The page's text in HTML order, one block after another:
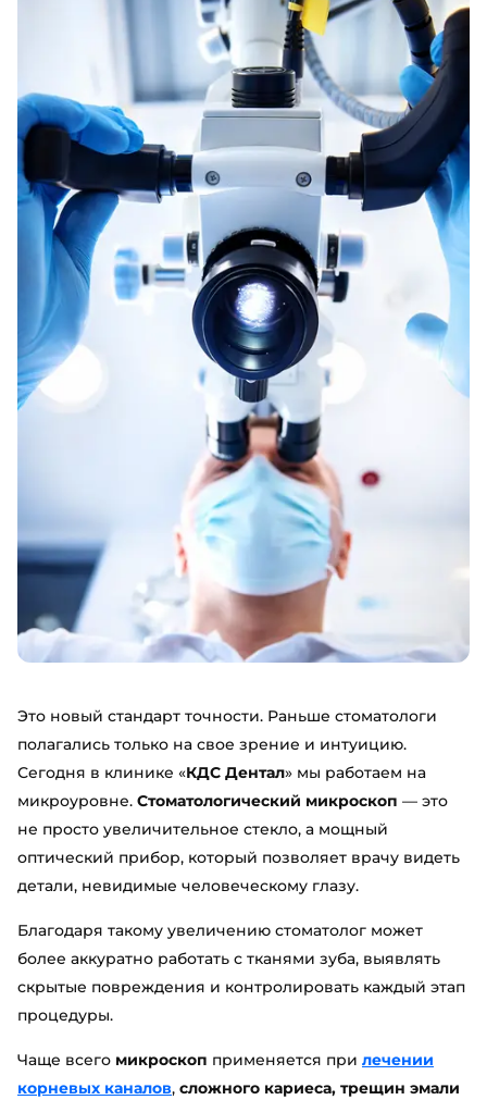
Это новый стандарт точности. Раньше стоматологи
полагались только на свое зрение и интуицию.
Сегодня в клинике «КДС Дентал» мы работаем на
микроуровне. Стоматологический микроскоп — это
не просто увеличительное стекло, а мощный
оптический прибор, который позволяет врачу видеть
детали, невидимые человеческому глазу.
Благодаря такому увеличению стоматолог может
более аккуратно работать с тканями зуба, выявлять
скрытые повреждения и контролировать каждый этап
процедуры.
Чаще всего микроскоп применяется при лечении
корневых каналов, сложного кариеса, трещин эмали